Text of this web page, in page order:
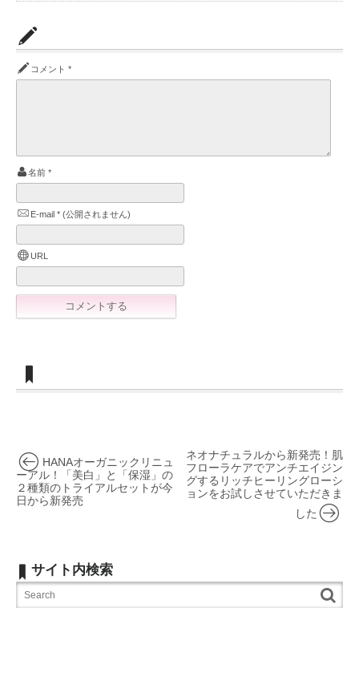
コメント *
名前 *
E-mail * (公開されません)
URL
ネオナチュラルから新発売！肌
フローラケアでアンチエイジン
グするリッチヒーリングローシ
ョンをお試しさせていただきま
した
HANAオーガニックリニュ
ーアル！「美白」と「保湿」の
２種類のトライアルセットが今
日から新発売
サイト内検索